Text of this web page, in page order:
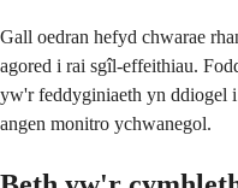
Gall oedran hefyd chwarae
agored i rai sgîl-effeithiau.
yw'r feddyginiaeth yn ddiogel
angen monitro ychwanegol.